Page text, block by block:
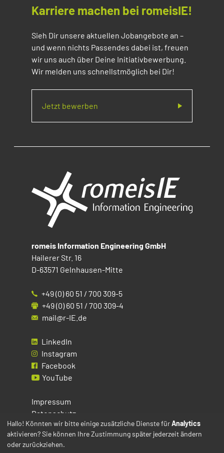
Karriere machen bei romeisIE!
Sieh Dir unsere aktuellen Jobangebote an –
und wenn nichts Passendes dabei ist, freuen
wir uns auch über Deine Initiativbewerbung.
Wir melden uns schnellstmöglich bei Dir!
Jetzt bewerben
romeis Information Engineering GmbH
Hailerer Str. 16
D-63571 Gelnhausen-Mitte
+49 (0) 60 51 / 700 309-5
+49 (0) 60 51 / 700 309-4
mail@r-IE.de
LinkedIn
Instagram
Facebook
YouTube
Impressum
Datenschutz
Cookies
Hallo! Könnten wir bitte einige zusätzliche Dienste fürAnalytics
aktivieren? Sie können Ihre Zustimmung später jederzeit ändern
oder zurückziehen.